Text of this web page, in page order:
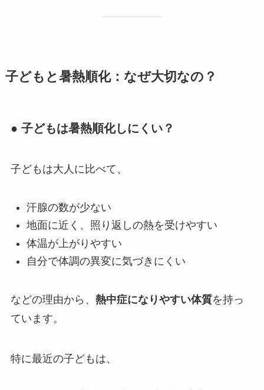
子どもと暑熱順化：なぜ大切なの？
● 子どもは暑熱順化しにくい？
子どもは大人に比べて、
汗腺の数が少ない
地面に近く、照り返しの熱を受けやすい
体温が上がりやすい
自分で体調の異変に気づきにくい
などの理由から、 熱中症になりやすい体質を持っ
ています。
特に最近の子どもは、